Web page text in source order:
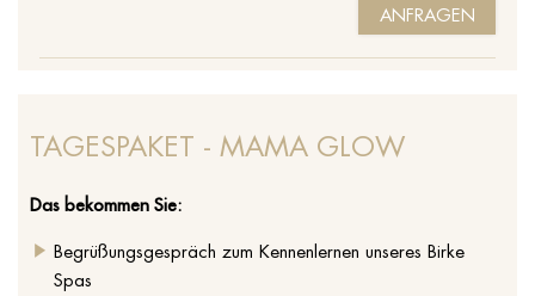
ANFRAGEN
TAGESPAKET - MAMA GLOW
Das bekommen Sie:
Begrüßungsgespräch zum Kennenlernen unseres Birke
Spas